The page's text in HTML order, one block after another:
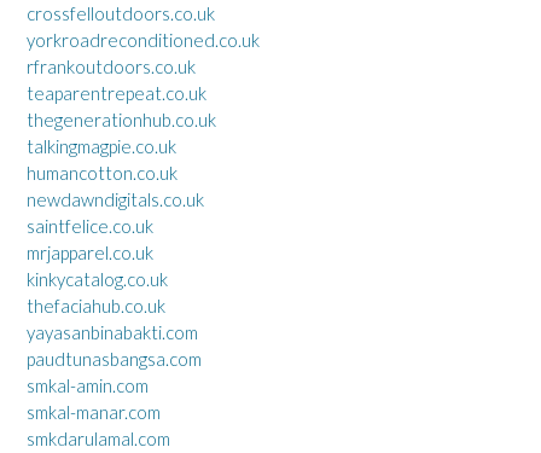
crossfelloutdoors.co.uk
yorkroadreconditioned.co.uk
rfrankoutdoors.co.uk
teaparentrepeat.co.uk
thegenerationhub.co.uk
talkingmagpie.co.uk
humancotton.co.uk
newdawndigitals.co.uk
saintfelice.co.uk
mrjapparel.co.uk
kinkycatalog.co.uk
thefaciahub.co.uk
yayasanbinabakti.com
paudtunasbangsa.com
smkal-amin.com
smkal-manar.com
smkdarulamal.com